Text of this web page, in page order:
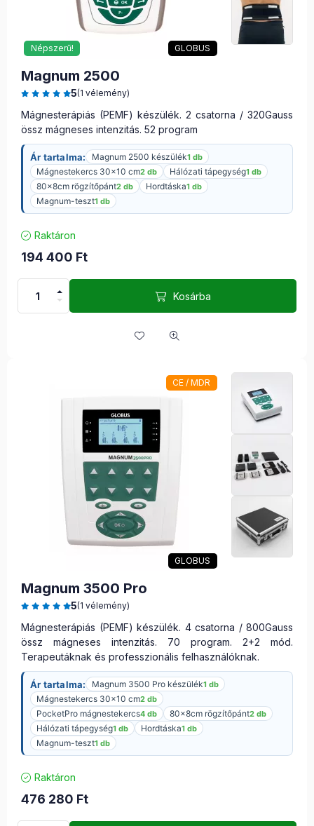
Népszerű! GLOBUS
Magnum 2500
5(1 vélemény)
Mágnesterápiás (PEMF) készülék. 2 csatorna / 320Gauss
össz mágneses intenzitás. 52 program
Ár tartalma: Magnum 2500 készülék1 db
Mágnestekercs 30×10 cm2 db Hálózati tápegység1 db
80x8cm rögzítőpánt2 db Hordtáska1 db
Magnum-teszt1 db
Raktáron
194 400 Ft
Kosárba
CE / MDR
GLOBUS
Magnum 3500 Pro
5(1 vélemény)
Mágnesterápiás (PEMF) készülék. 4 csatorna / 800Gauss
össz mágneses intenzitás. 70 program. 2+2 mód.
Terapeutáknak és professzionális felhasználóknak.
Ár tartalma: Magnum 3500 Pro készülék1 db
Mágnestekercs 30×10 cm2 db
PocketPro mágnestekercs4 db 80x8cm rögzítőpánt2 db
Hálózati tápegység1 db Hordtáska1 db
Magnum-teszt1 db
Raktáron
476 280 Ft